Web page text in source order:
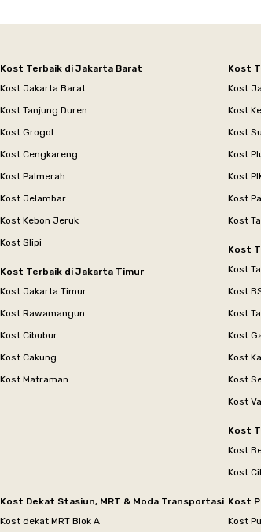
Kost Terbaik di Jakarta Barat
Kost Jakarta Barat
Kost Tanjung Duren
Kost Grogol
Kost Cengkareng
Kost Palmerah
Kost Jelambar
Kost Kebon Jeruk
Kost Slipi
Kost Terbaik di Jakarta Timur
Kost Jakarta Timur
Kost Rawamangun
Kost Cibubur
Kost Cakung
Kost Matraman
Kost
Kost
Kost
Kost
Kost
Kost
Kost
Kost
Kost
Kost
Kost
Kost
Kost
Kost
Kost
Kost
Kost
Kost
Kost
Kost Dekat Stasiun, MRT & Moda Transportasi
Kost dekat MRT Blok A
Kost
Kost